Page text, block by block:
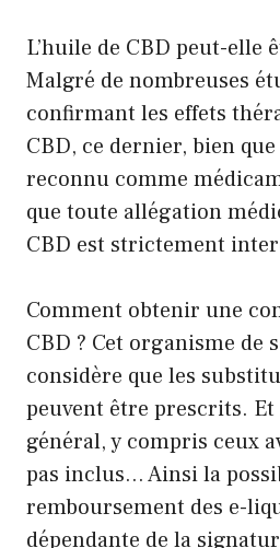
L’huile de CBD peut-elle
Malgré de nombreuses
confirmant les effets
CBD, ce dernier, bien que
reconnu comme
que toute allégation
CBD est strictement
Comment obtenir une
CBD ? Cet organisme de
considère que les
peuvent être prescrits.
général, y compris ceux
pas inclus… Ainsi la
remboursement des e-
dépendante de la